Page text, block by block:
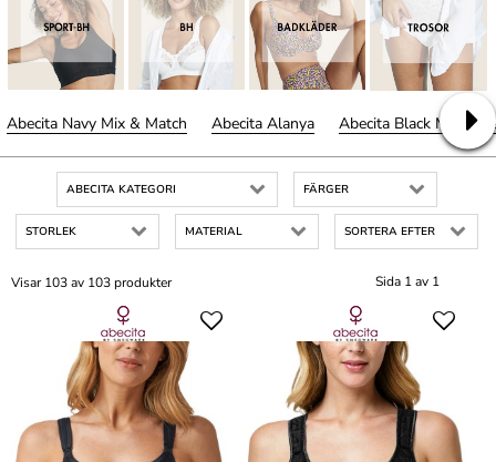
Abecita Navy Mix & Match Abecita Alanya Abecita Black Mix &
ABECITA KATEGORI FÄRGER
STORLEK MATERIAL SORTERA EFTER
Sida 1 av 1
Visar 103 av 103 produkter